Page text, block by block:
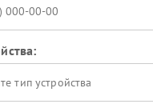
тип устройства